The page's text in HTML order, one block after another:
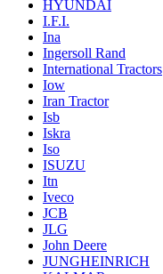
HYUNDAI
I.F.I.
Ina
Ingersoll Rand
International Tractors
Iow
Iran Tractor
Isb
Iskra
Iso
ISUZU
Itn
Iveco
JCB
JLG
John Deere
JUNGHEINRICH